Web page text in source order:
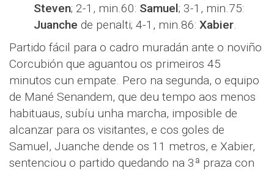
Steven; 2-1, min.60: Samuel; 3-1, min.75:
Juanche de penalti; 4-1, min.86: Xabier.
Partido fácil para o cadro muradán ante o noviño
Corcubión que aguantou os primeiros 45
minutos cun empate. Pero na segunda, o equipo
de Mané Senandem, que deu tempo aos menos
habituaus, subíu unha marcha, imposible de
alcanzar para os visitantes, e cos goles de
Samuel, Juanche dende os 11 metros, e Xabier,
sentenciou o partido quedando na 3ª praza con